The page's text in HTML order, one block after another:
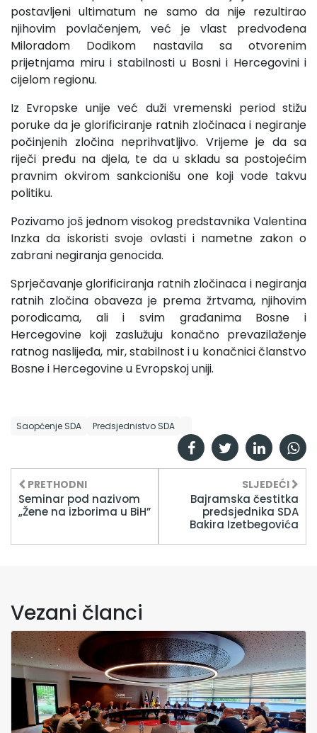
postavljeni ultimatum ne samo da nije rezultirao
njihovim povlačenjem, već je vlast predvođena
Miloradom Dodikom nastavila sa otvorenim
prijetnjama miru i stabilnosti u Bosni i Hercegovini i
cijelom regionu.
Iz Evropske unije već duži vremenski period stižu
poruke da je glorificiranje ratnih zločinaca i negiranje
počinjenih zločina neprihvatljivo. Vrijeme je da sa
riječi pređu na djela, te da u skladu sa postojećim
pravnim okvirom sankcionišu one koji vode takvu
politiku.
Pozivamo još jednom visokog predstavnika Valentina
Inzka da iskoristi svoje ovlasti i nametne zakon o
zabrani negiranja genocida.
Sprječavanje glorificiranja ratnih zločinaca i negiranja
ratnih zločina obaveza je prema žrtvama, njihovim
porodicama, ali i svim građanima Bosne i
Hercegovine koji zaslužuju konačno prevazilaženje
ratnog naslijeđa, mir, stabilnost i u konačnici članstvo
Bosne i Hercegovine u Evropskoj uniji.
Saopćenje SDA Predsjednistvo SDA
PRETHODNI
Seminar pod nazivom
„Žene na izborima u BiH”
SLJEDEĆI
Bajramska čestitka
predsjednika SDA
Bakira Izetbegovića
Vezani članci